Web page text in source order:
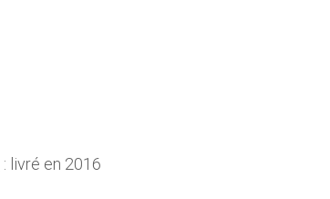
: livré en 2016